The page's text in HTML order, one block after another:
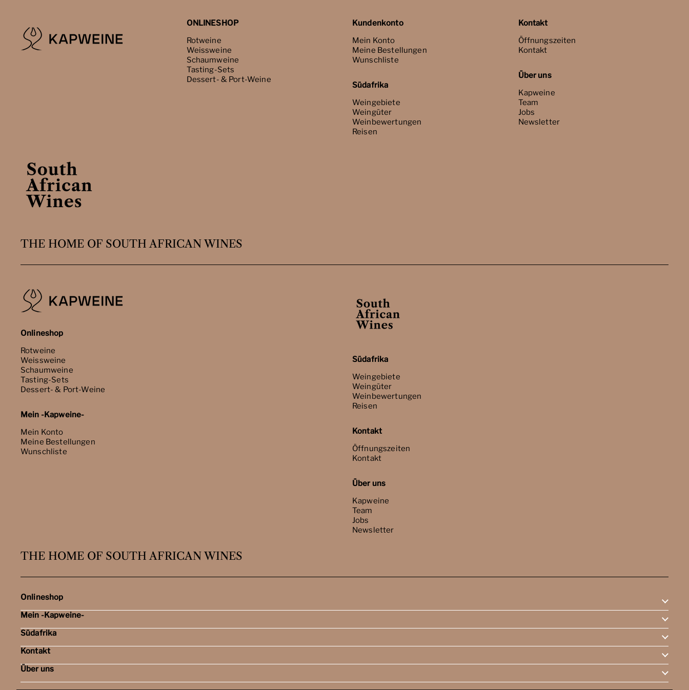
ONLINESHOP
Rotweine
Weissweine
Schaumweine
Tasting-Sets
Dessert- & Port-Weine
Kundenkonto
Mein Konto
Meine Bestellungen
Wunschliste
Südafrika
Weingebiete
Weingüter
Weinbewertungen
Reisen
Kontakt
Öffnungszeiten
Kontakt
Über uns
Kapweine
Team
Jobs
Newsletter
THE HOME OF SOUTH AFRICAN WINES
Onlineshop
Rotweine
Weissweine
Schaumweine
Tasting-Sets
Dessert- & Port-Weine
Mein -Kapweine-
Mein Konto
Meine Bestellungen
Wunschliste
Südafrika
Weingebiete
Weingüter
Weinbewertungen
Reisen
Kontakt
Öffnungszeiten
Kontakt
Über uns
Kapweine
Team
Jobs
Newsletter
THE HOME OF SOUTH AFRICAN WINES
Onlineshop
Rotweine
Weissweine
Schaumweine
Tasting-Sets
Dessert- & Port-Weine
Mein -Kapweine-
Mein Konto
Meine Bestellungen
Wunschliste
Südafrika
Weingebiete
Weingüter
Weinbewertungen
Reisen
Kontakt
Öffnungszeiten
Kontakt
Über uns